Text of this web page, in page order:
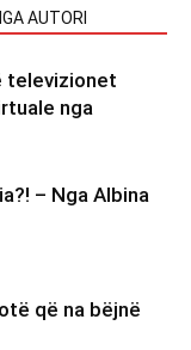
AUTORI
televizionet
nga
– Nga Albina
që na bëjnë